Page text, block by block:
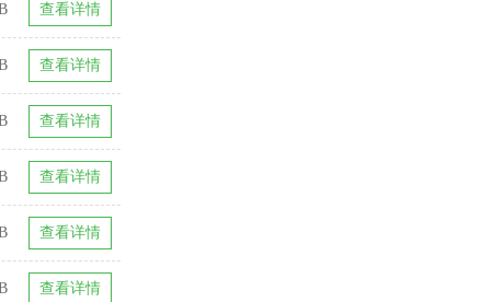
查看详情
查看详情
查看详情
查看详情
查看详情
查看详情